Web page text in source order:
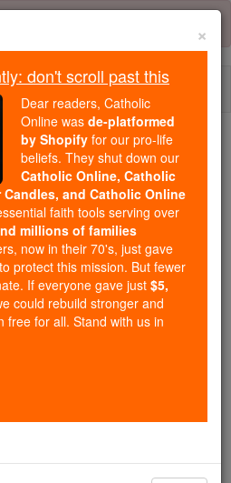
October ...
Mysteries of the Rosary
- Chapitre 29
Chapter 29 ⌄
ans quand il monta sur le
ans à Jérusalem. Le nom
×
don't scroll past this
Dear readers, Catholic
Online was de-platformed
by Shopify for our pro-life
beliefs. They shut down our
Catholic Online, Catholic
and Catholic Online
faith tools serving over
millions of families
now in their 70's, just gave
protect this mission. But fewer
If everyone gave just $5,
could rebuild stronger and
free for all. Stand with us in